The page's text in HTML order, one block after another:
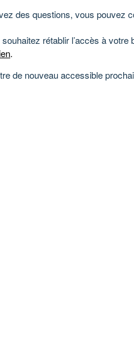
des questions, vous pouvez
rétablir l’accès à
.
de nouveau accessible